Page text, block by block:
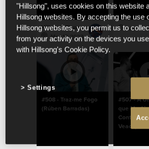
Hillsong Church Portugal
Mar 13 2023
Mar 13
#508 - Traz-me Fogo
(Rúben Barradas)
#507 - A
que Me
Continuar
Veach)
"Hillsong", uses cookies on this website
Hillsong websites. By accepting the use
Hillsong websites, you permit us to
from your activity on the devices you
with Hillsong's Cookie Policy.
Settings